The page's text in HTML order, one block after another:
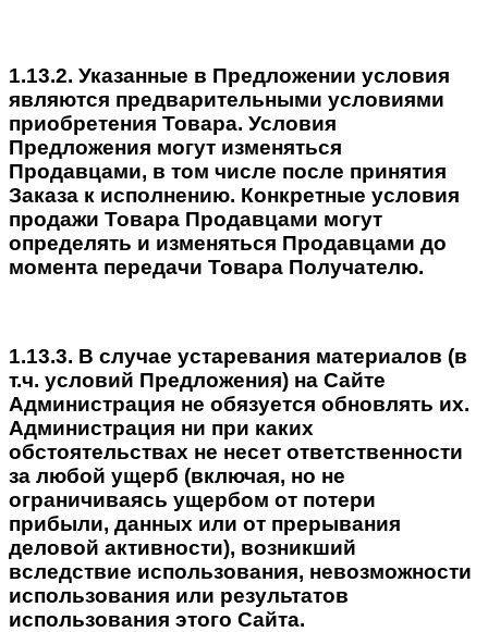
1.13.2. Указанные в Предложении условия
являются предварительными условиями
приобретения Товара. Условия
Предложения могут изменяться
Продавцами, в том числе после принятия
Заказа к исполнению. Конкретные условия
продажи Товара Продавцами могут
определять и изменяться Продавцами до
момента передачи Товара Получателю.
1.13.3. В случае устаревания материалов (в
т.ч. условий Предложения) на Сайте
Администрация не обязуется обновлять их.
Администрация ни при каких
обстоятельствах не несет ответственности
за любой ущерб (включая, но не
ограничиваясь ущербом от потери
прибыли, данных или от прерывания
деловой активности), возникший
вследствие использования, невозможности
использования или результатов
использования этого Сайта.